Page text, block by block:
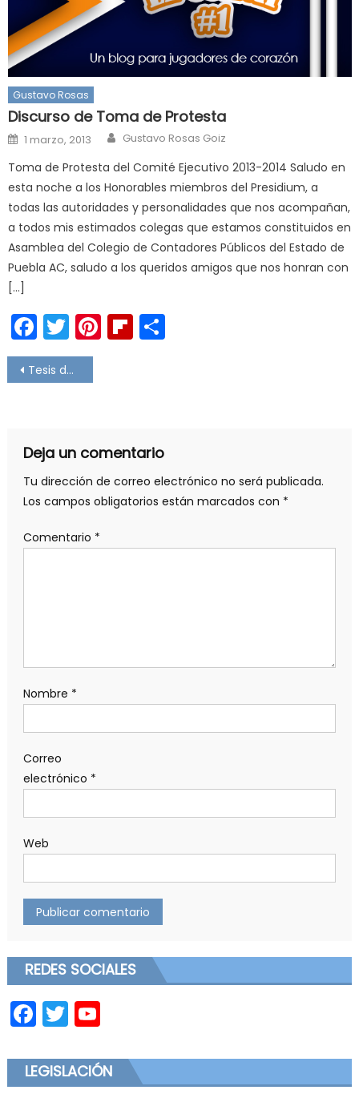
Gustavo Rosas
Discurso de Toma de Protesta
Posted
on
1 marzo, 2013 Author
Gustavo Rosas Goiz
Toma de Protesta del Comité Ejecutivo 2013-2014 Saludo en
esta noche a los Honorables miembros del Presidium, a
todas las autoridades y personalidades que nos acompañan,
a todos mis estimados colegas que estamos constituidos en
Asamblea del Colegio de Contadores Públicos del Estado de
Puebla AC, saludo a los queridos amigos que nos honran con
[…]
Facebook
Twitter
Pinterest
Flipboard
Navegación
Tesis destacadas de la Revista del tribunal de justicia administrativa del mes de Febrero
Deja un comentario
Tu dirección de correo electrónico no será publicada.
Los campos obligatorios están marcados con *
Comentario *
Nombre *
Correo
electrónico *
Web
REDES SOCIALES
Facebook
TwitterYouTube
LEGISLACIÓN